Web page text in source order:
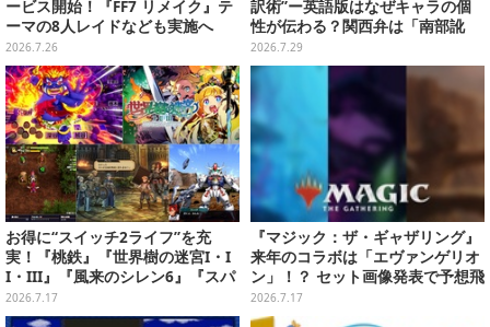
ービス開始！『FF7 リメイク』テ
ーマの8人レイドなども実施へ
2026.7.26
訳術”ー英語版はなぜキャラの個
性が伝わる？関西弁は「南部訛
り」に訳さない【CEDEC2026】
2026.7.29
お得に“スイッチ2ライフ”を充
実！『桃鉄』『世界樹の迷宮I・I
I・III』『風来のシレン6』『スパ
ロボY』が3,278円─ゲオ店舗のゲ
ームセールを現地調査
2026.7.17
『マジック：ザ・ギャザリング』
来年のコラボは「エヴァンゲリオ
ン」！？ セット画像発表で予想飛
び交う
2026.7.17